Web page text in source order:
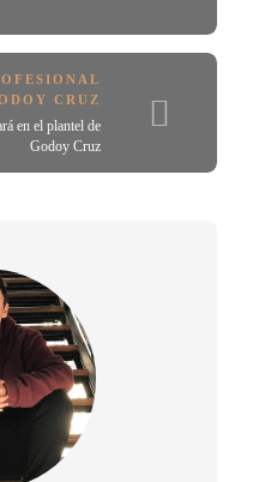
CRUZ
en el plantel de
Godoy Cruz